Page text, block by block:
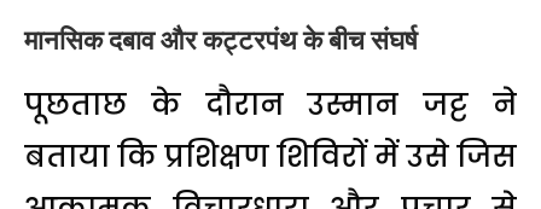
मानसिक दबाव और कट्टरपंथ के बीच संघर्ष
पूछताछ के दौरान उस्मान जट्ट ने
बताया कि प्रशिक्षण शिविरों में उसे जिस